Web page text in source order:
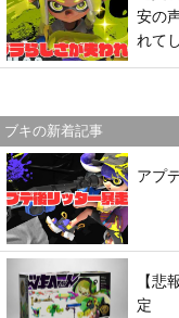
安の
れて
ブキの新着記事
アプ
【悲
定